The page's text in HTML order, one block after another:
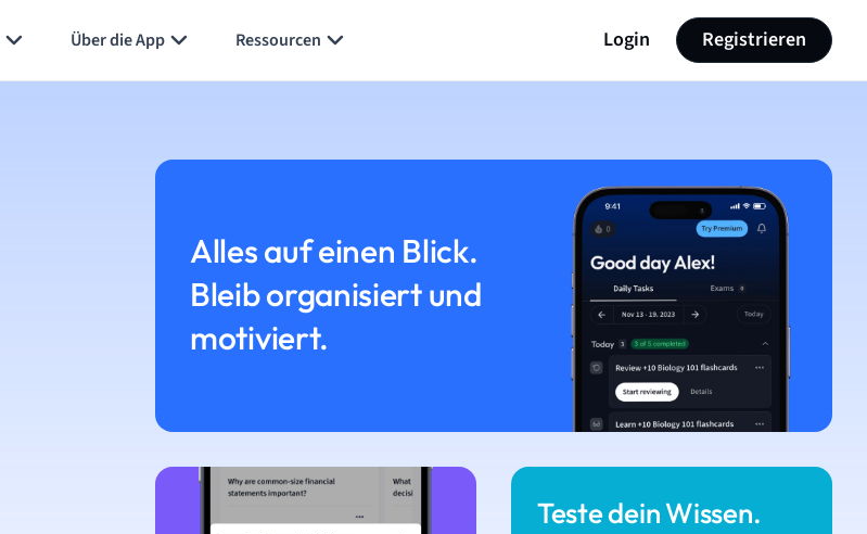
Über die App Ressourcen Login Registrieren
Alles auf einen Blick.
Bleib organisiert und
motiviert.
Teste dein Wissen.